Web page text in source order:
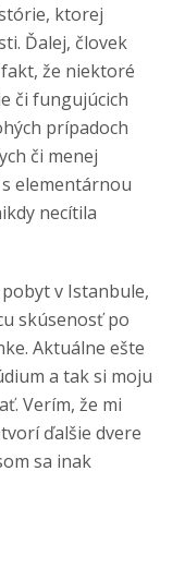
ktorej
Ďalej, človek
že niektoré
či fungujúcich
prípadoch
či menej
elementárnou
necítila
v Istanbule,
skúsenosť po
Aktuálne ešte
a tak si moju
Verím, že mi
ďalšie dvere
sa inak